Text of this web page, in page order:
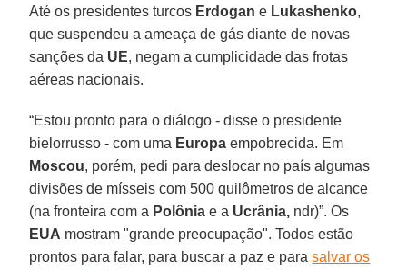
Até os presidentes turcos Erdogan e Lukashenko,
que suspendeu a ameaça de gás diante de novas
sanções da UE, negam a cumplicidade das frotas
aéreas nacionais.
“Estou pronto para o diálogo - disse o presidente
bielorrusso - com uma Europa empobrecida. Em
Moscou, porém, pedi para deslocar no país algumas
divisões de mísseis com 500 quilômetros de alcance
(na fronteira com a Polônia e a Ucrânia, ndr)”. Os
EUA mostram "grande preocupação". Todos estão
prontos para falar, para buscar a paz e parasalvar os